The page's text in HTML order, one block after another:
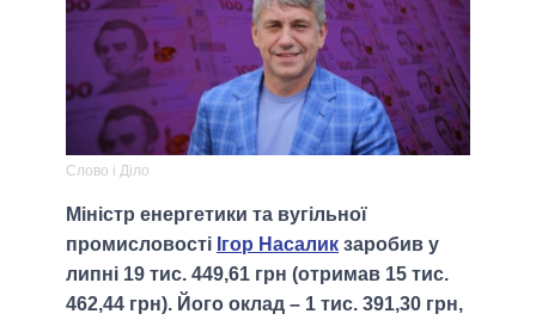
Слово і Діло
Міністр енергетики та вугільної
промисловості Ігор Насалик заробив у
липні 19 тис. 449,61 грн (отримав 15 тис.
462,44 грн). Його оклад – 1 тис. 391,30 грн,